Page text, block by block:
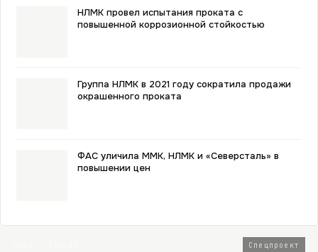
НЛМК провел испытания проката с
повышенной коррозионной стойкостью
Группа НЛМК в 2021 году сократила продажи
окрашенного проката
ФАС уличила ММК, НЛМК и «Северсталь» в
повышении цен
Спецпроект